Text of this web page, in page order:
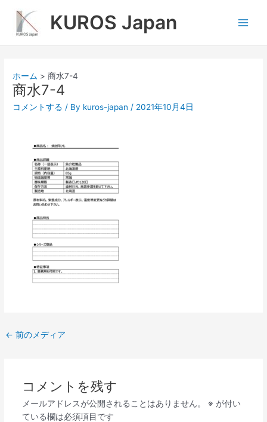
ス
KUROS Japan
ホーム 商水7-4
商水7-4
コメントする / By kuros-japan / 2021年10月4日
← 前のメディア
コメントを残す
メールアドレスが公開されることはありません。 ※ が付い
ている欄は必須項目です